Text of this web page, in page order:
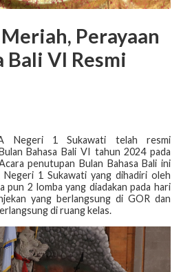
Perayaan
Bali VI Resmi
Negeri 1 Sukawati telah resmi
Bahasa Bali VI tahun 2024 pada
penutupan Bulan Bahasa Bali ini
1 Sukawati yang dihadiri oleh
pun 2 lomba yang diadakan pada hari
yang berlangsung di GOR dan
di ruang kelas.